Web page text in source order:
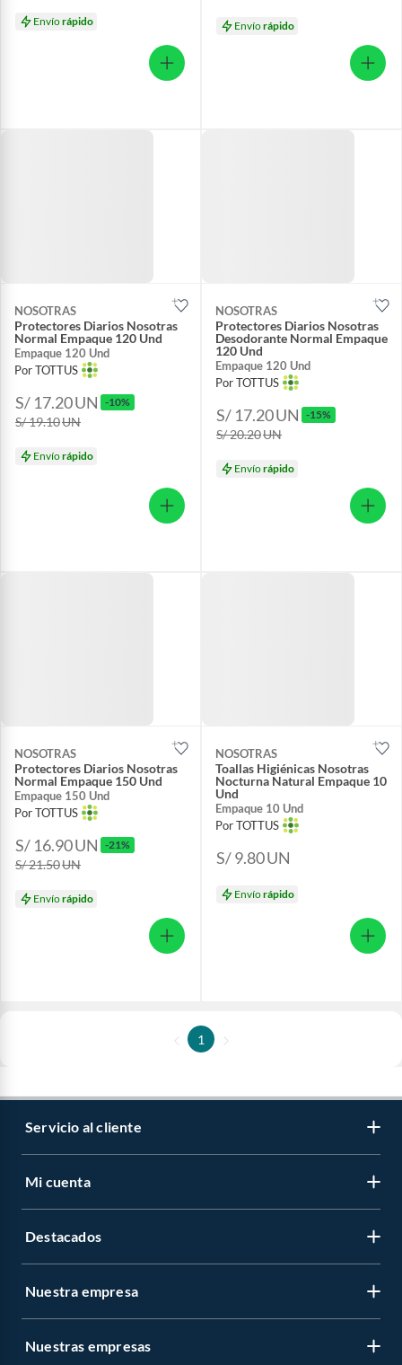
Envíorápido Envíorápido
NOSOTRAS
Protectores Diarios Nosotras
Normal Empaque 120 Und
Empaque 120 Und
Por TOTTUS
S/ 17.20UN -10%
S/ 19.10UN
Envíorápido
NOSOTRAS
Protectores Diarios Nosotras
Desodorante Normal Empaque
120 Und
Empaque 120 Und
Por TOTTUS
S/ 17.20UN -15%
S/ 20.20UN
Envíorápido
NOSOTRAS
Protectores Diarios Nosotras
Normal Empaque 150 Und
Empaque 150 Und
Por TOTTUS
S/ 16.90UN -21%
S/ 21.50UN
Envíorápido
NOSOTRAS
Toallas Higiénicas Nosotras
Nocturna Natural Empaque 10
Und
Empaque 10 Und
Por TOTTUS
S/ 9.80UN
Envíorápido
1
Servicio al cliente
Mi cuenta
Destacados
Nuestra empresa
Nuestras empresas